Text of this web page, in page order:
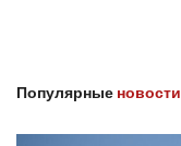
Популярные новости